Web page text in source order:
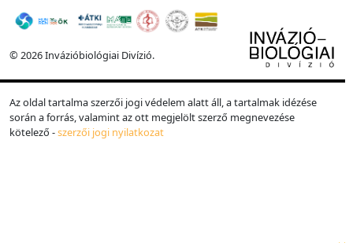
© 2026 Invázióbiológiai Divízió.
Az oldal tartalma szerzői jogi védelem alatt áll, a tartalmak idézése
során a forrás, valamint az ott megjelölt szerző megnevezése
kötelező -szerzői jogi nyilatkozat